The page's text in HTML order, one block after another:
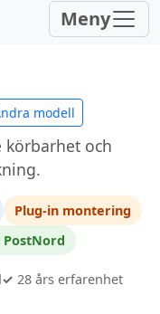
Meny
modell
körbarhet och
Plug-in montering
✓ 28 års erfarenhet